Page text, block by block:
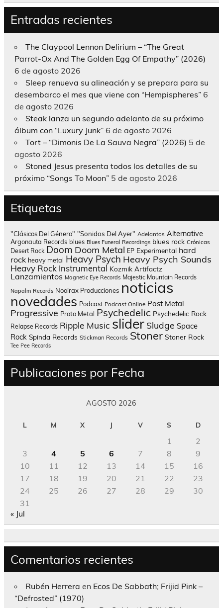
Entradas recientes
The Claypool Lennon Delirium – “The Great
Parrot-Ox And The Golden Egg Of Empathy” (2026)
6 de agosto 2026
Sleep renueva su alineación y se prepara para su
desembarco el mes que viene con “Hempispheres” 6
de agosto 2026
Steak lanza un segundo adelanto de su próximo
álbum con “Luxury Junk” 6 de agosto 2026
Tort – “Dimonis De La Sauva Negra” (2026) 5 de
agosto 2026
Stoned Jesus presenta todos los detalles de su
próximo “Songs To Moon” 5 de agosto 2026
Etiquetas
"Clásicos Del Género" "Sonidos Del Ayer" Adelantos Alternative
Argonauta Records blues Blues Funeral Recordings blues rock Crónicas
Desert Rock Doom Doom Metal EP Experimental hard
rock heavy metal Heavy Psych Heavy Psych Sounds
Heavy Rock Instrumental Kozmik Artifactz
Lanzamientos Magnetic Eye Records Majestic Mountain Records
Napalm Records Nooirax Producciones noticias
novedades Podcast Podcast Online Post Metal
Progressive Proto Metal Psychedelic Psychedelic Rock
Relapse Records Ripple Music slider Sludge Space
Rock Spinda Records Stickman Records Stoner Stoner Rock
Tee Pee Records
Publicaciones por Fecha
AGOSTO 2026
L M X J V S D
1
2
3
4 5 6 7 8
9
10
11 12 13 14 15
16
17
18 19 20 21 22
23
24
25 26 27 28 29
30
31
« Jul
Comentarios recientes
Rubén Herrera en Ecos De Sabbath; Frijid Pink –
“Defrosted” (1970)